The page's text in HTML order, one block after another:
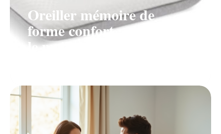
Oreiller mémoire de
forme confort : choisissez
le meilleur soutien!